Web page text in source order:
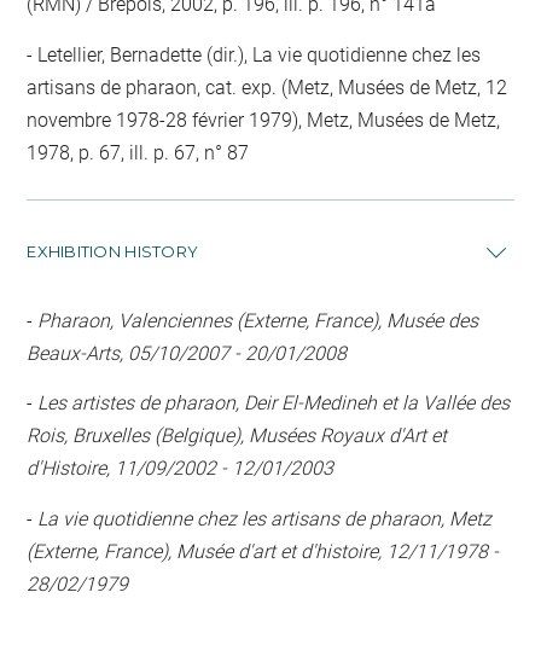
Letellier, Bernadette (dir.), La vie quotidienne chez les
artisans de pharaon, cat. exp. (Metz, Musées de Metz, 12
novembre 1978-28 février 1979), Metz, Musées de Metz,
1978, p. 67, ill. p. 67, n° 87
EXHIBITION HISTORY
- Pharaon, Valenciennes (Externe, France), Musée des
Beaux-Arts, 05/10/2007 - 20/01/2008
- Les artistes de pharaon, Deir El-Medineh et la Vallée des
Rois, Bruxelles (Belgique), Musées Royaux d'Art et
d'Histoire, 11/09/2002 - 12/01/2003
- La vie quotidienne chez les artisans de pharaon, Metz
(Externe, France), Musée d'art et d'histoire, 12/11/1978 -
28/02/1979